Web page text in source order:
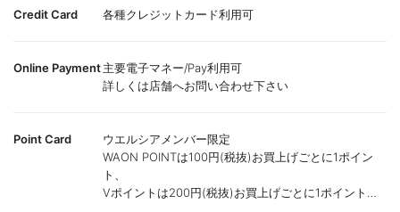
Credit Card 各種クレジットカード利用可
Online Payment主要電子マネー/Pay利用可
詳しくは店舗へお問い合わせ下さい
Point Card
ウエルシアメンバー限定
WAON POINTは100円(税抜)お買上げごとに1ポイン
ト、
Vポイントは200円(税抜)お買上げごとに1ポイント進